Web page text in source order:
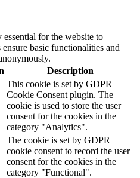
essential for the website to
basic functionalities and
Description
This cookie is set by GDPR
Cookie Consent plugin. The
cookie is used to store the user
consent for the cookies in the
category "Analytics".
The cookie is set by GDPR
cookie consent to record the user
consent for the cookies in the
category "Functional".